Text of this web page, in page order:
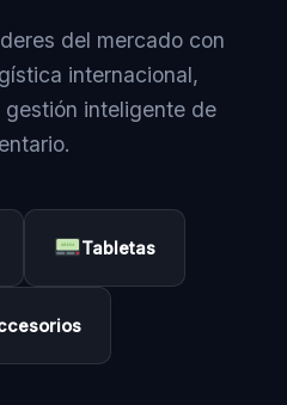
del mercado con
internacional,
inteligente de
Tabletas